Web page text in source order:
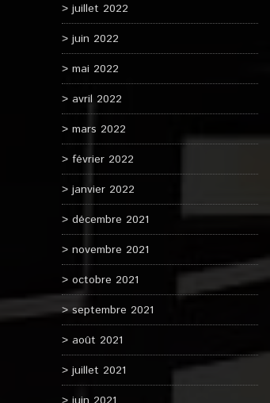
juillet 2022
juin 2022
mai 2022
avril 2022
mars 2022
février 2022
janvier 2022
décembre 2021
novembre 2021
octobre 2021
septembre 2021
août 2021
juillet 2021